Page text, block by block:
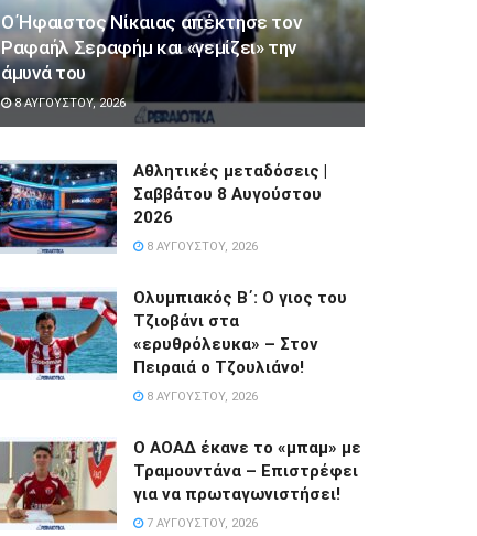
Ο Ήφαιστος Νίκαιας απέκτησε τον
Ραφαήλ Σεραφήμ και «γεμίζει» την
άμυνά του
8 ΑΥΓΟΎΣΤΟΥ, 2026
Αθλητικές μεταδόσεις |
Σαββάτου 8 Αυγούστου
2026
8 ΑΥΓΟΎΣΤΟΥ, 2026
Ολυμπιακός Β΄: Ο γιος του
Τζιοβάνι στα
«ερυθρόλευκα» – Στον
Πειραιά ο Τζουλιάνο!
8 ΑΥΓΟΎΣΤΟΥ, 2026
Ο ΑΟΑΔ έκανε το «μπαμ» με
Τραμουντάνα – Επιστρέφει
για να πρωταγωνιστήσει!
7 ΑΥΓΟΎΣΤΟΥ, 2026